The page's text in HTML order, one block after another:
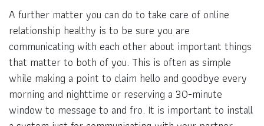
A further matter you can do to take care of online
relationship healthy is to be sure you are
communicating with each other about important things
that matter to both of you. This is often as simple
while making a point to claim hello and goodbye every
morning and nighttime or reserving a 30-minute
window to message to and fro. It is important to install